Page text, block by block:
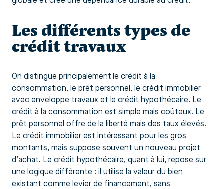
Les différents types de
crédit travaux
On distingue principalement le crédit à la
consommation, le prêt personnel, le crédit immobilier
avec enveloppe travaux et le crédit hypothécaire. Le
crédit à la consommation est simple mais coûteux. Le
prêt personnel offre de la liberté mais des taux élevés.
Le crédit immobilier est intéressant pour les gros
montants, mais suppose souvent un nouveau projet
d’achat. Le crédit hypothécaire, quant à lui, repose sur
une logique différente : il utilise la valeur du bien
existant comme levier de financement, sans